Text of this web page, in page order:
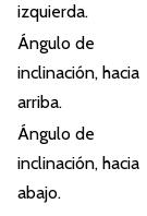
izquierda.
Ángulo de
inclinación, hacia
arriba.
Ángulo de
inclinación, hacia
abajo.